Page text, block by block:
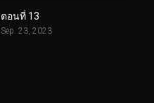
ตอนที่ 13
Sep. 23, 2023